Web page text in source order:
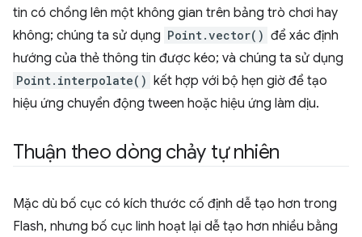
tin có chồng lên một không gian trên bảng trò chơi hay
không; chúng ta sử dụng Point.vector() để xác định
hướng của thẻ thông tin được kéo; và chúng ta sử dụng
Point.interpolate() kết hợp với bộ hẹn giờ để tạo
hiệu ứng chuyển động tween hoặc hiệu ứng làm dịu.
Thuận theo dòng chảy tự nhiên
Mặc dù bố cục có kích thước cố định dễ tạo hơn trong
Flash, nhưng bố cục linh hoạt lại dễ tạo hơn nhiều bằng